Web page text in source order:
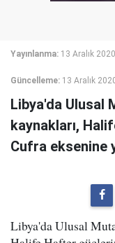
Yayınlanma: 13 Aralık
Güncelleme: 13 Aralık
Libya'da Ulusal
kaynakları,
Cufra eksenine
Libya'da Ulusal